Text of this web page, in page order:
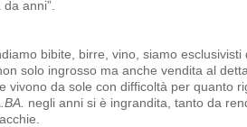
anni”.
bibite, birre, vino, siamo
solo ingrosso ma anche vendita al
da sole con difficoltà per quanto
negli anni si è ingrandita, tanto da